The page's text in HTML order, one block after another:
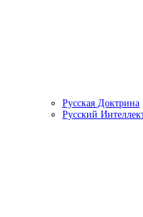
Русская Доктрина
Русский